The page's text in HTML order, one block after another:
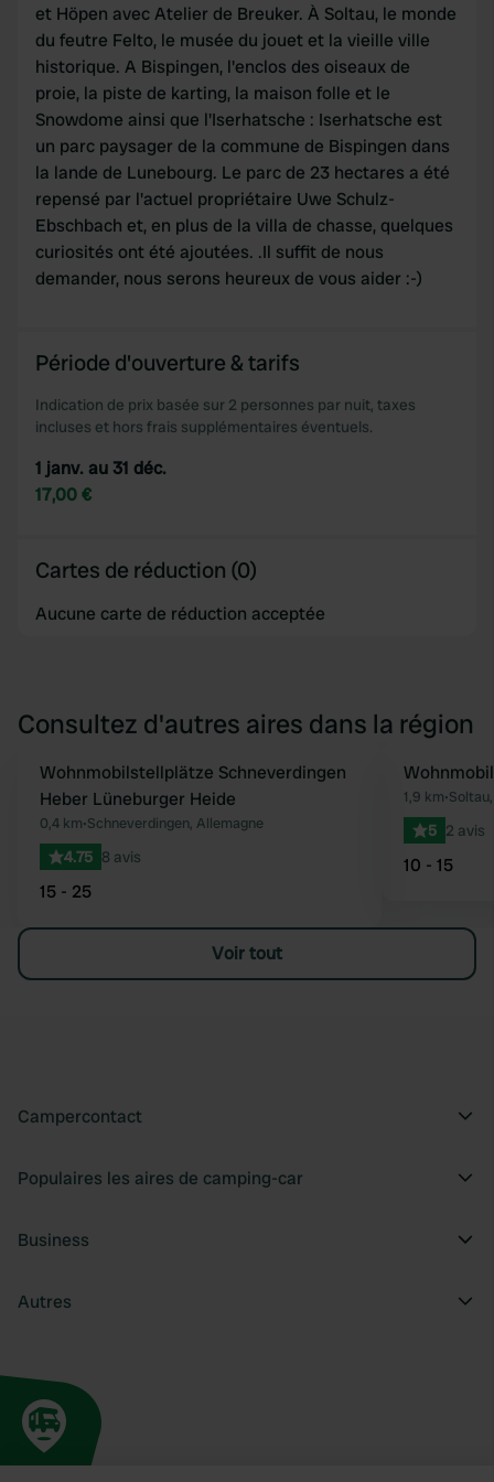
et Höpen avec Atelier de Breuker. À Soltau, le monde
du feutre Felto, le musée du jouet et la vieille ville
historique. A Bispingen, l'enclos des oiseaux de
proie, la piste de karting, la maison folle et le
Snowdome ainsi que l'Iserhatsche : Iserhatsche est
un parc paysager de la commune de Bispingen dans
la lande de Lunebourg. Le parc de 23 hectares a été
repensé par l'actuel propriétaire Uwe Schulz-
Ebschbach et, en plus de la villa de chasse, quelques
curiosités ont été ajoutées. .Il suffit de nous
demander, nous serons heureux de vous aider :-)
Période d'ouverture & tarifs
Indication de prix basée sur 2 personnes par nuit, taxes
incluses et hors frais supplémentaires éventuels.
1 janv. au 31 déc.
17,00 €
Cartes de réduction (0)
Aucune carte de réduction acceptée
Consultez d'autres aires dans la région
Préféré
Wohnmobilstellplätze Schneverdingen
Heber Lüneburger Heide
0,4 km•Schneverdingen, Allemagne
4.75 8 avis
15 - 25
1,9 km•
5 2 avis
10 - 15
Voir tout
Campercontact
Populaires les aires de camping-car
Business
Autres